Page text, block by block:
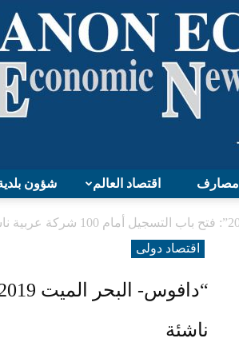
Lebanon
شؤون بلدية اقتصاد العالم مصارف
اقتصاد دولی
ناشئة